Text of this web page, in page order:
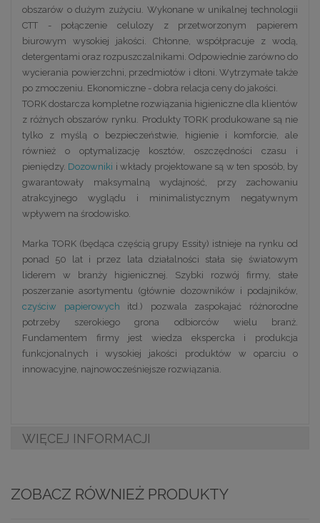
obszarów o dużym zużyciu. Wykonane w unikalnej technologii
CTT - połączenie celulozy z przetworzonym papierem
biurowym wysokiej jakości. Chłonne, współpracuje z wodą,
detergentami oraz rozpuszczalnikami. Odpowiednie zarówno do
wycierania powierzchni, przedmiotów i dłoni. Wytrzymałe także
po zmoczeniu. Ekonomiczne - dobra relacja ceny do jakości.
TORK dostarcza kompletne rozwiązania higieniczne dla klientów
z różnych obszarów rynku. Produkty TORK produkowane są nie
tylko z myślą o bezpieczeństwie, higienie i komforcie, ale
również o optymalizację kosztów, oszczędności czasu i
pieniędzy. Dozowniki i wkłady projektowane są w ten sposób, by
gwarantowały maksymalną wydajność, przy zachowaniu
atrakcyjnego wyglądu i minimalistycznym negatywnym
wpływem na środowisko.
Marka TORK (będąca częścią grupy Essity) istnieje na rynku od
ponad 50 lat i przez lata działalności stała się światowym
liderem w branży higienicznej. Szybki rozwój firmy, stałe
poszerzanie asortymentu (głównie dozowników i podajników,
czyściw papierowych itd.) pozwala zaspokajać różnorodne
potrzeby szerokiego grona odbiorców wielu branż.
Fundamentem firmy jest wiedza ekspercka i produkcja
funkcjonalnych i wysokiej jakości produktów w oparciu o
innowacyjne, najnowocześniejsze rozwiązania.
WIĘCEJ INFORMACJI
ZOBACZ RÓWNIEŻ PRODUKTY